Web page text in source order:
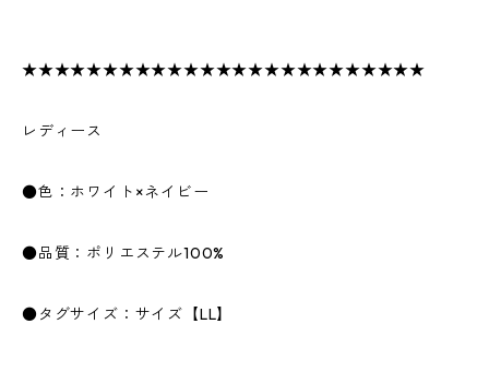
★★★★★★★★★★★★★★★★★★★★★★★★★
レディース
●色：ホワイト×ネイビー
●品質：ポリエステル100%
●タグサイズ：サイズ【LL】